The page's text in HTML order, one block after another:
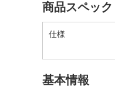
商品スペック
仕様
基本情報